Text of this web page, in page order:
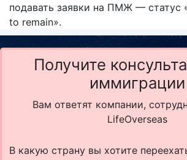
подавать заявки на ПМЖ — статус
to remain».
Получите
иммиграции
Вам ответят компании,
LifeOverseas
В какую страну вы хотите